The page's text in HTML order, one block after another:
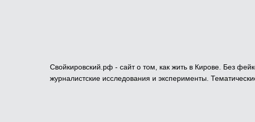
Свойкировский.рф - сайт о том, как жить в Кирове. Без
журналистские исследования и эксперименты.